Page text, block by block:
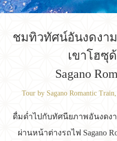
ชมทิวทัศน์อันงดงา
เขาโฮซุ
Sagano
Tour by Sagano Romantic Train,
ดื่มด่ำไปกับทัศนียภาพอันงดง
ผ่านหน้าต่างรถไฟ Sagano